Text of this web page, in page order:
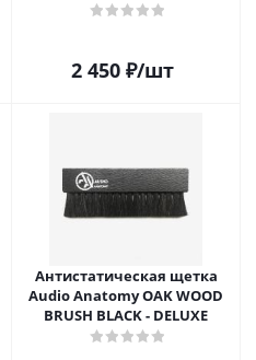
2 450₽/шт
Антистатическая щетка
Audio Anatomy OAK WOOD
BRUSH BLACK - DELUXE